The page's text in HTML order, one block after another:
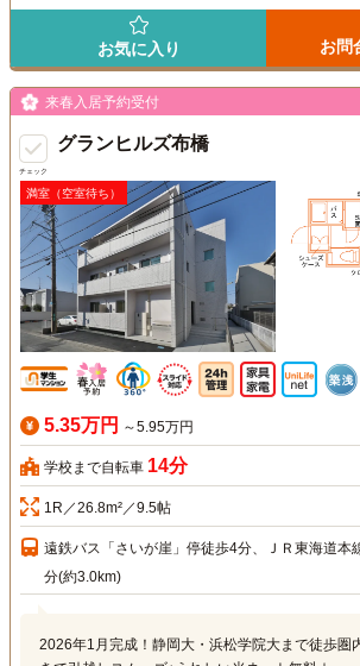
お気に入り お問
チェック
来春入居予約受付
グランヒルズ布橋
満室（空室待ち）
5.35万円 ～5.95万円
学校まで自転車 14分
1R／26.8m²／9.5帖
遠鉄バス「さいが崖」停徒歩4分、ＪＲ東海道本
分(約3.0km)
2026年1月完成！静岡大・浜松学院大まで徒歩圏